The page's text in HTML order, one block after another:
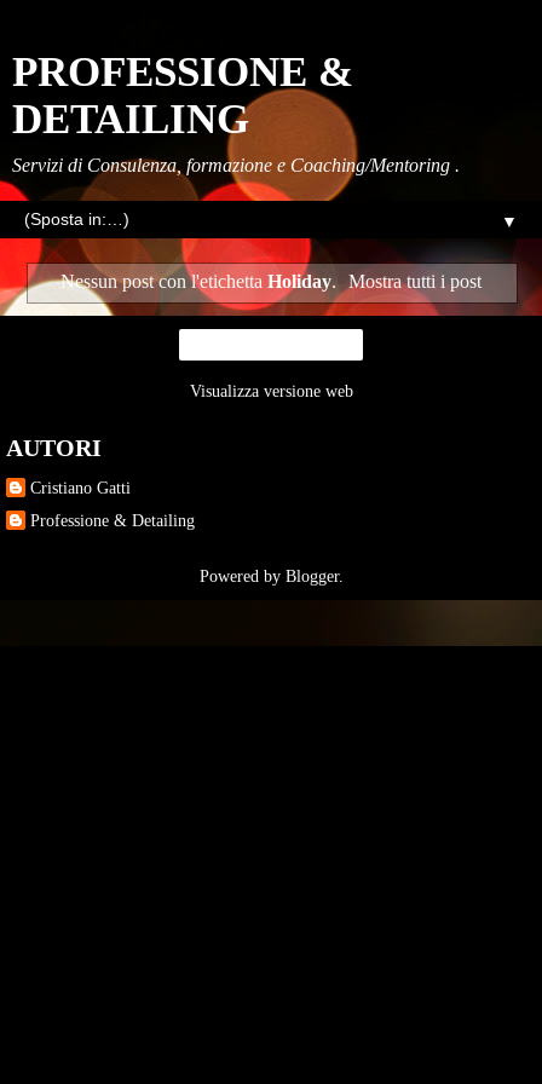
PROFESSIONE &
DETAILING
Servizi di Consulenza, formazione e Coaching/Mentoring .
▼
Nessun post con l'etichetta Holiday. Mostra tutti i post
Visualizza versione web
AUTORI
Cristiano Gatti
Professione & Detailing
Powered by Blogger.